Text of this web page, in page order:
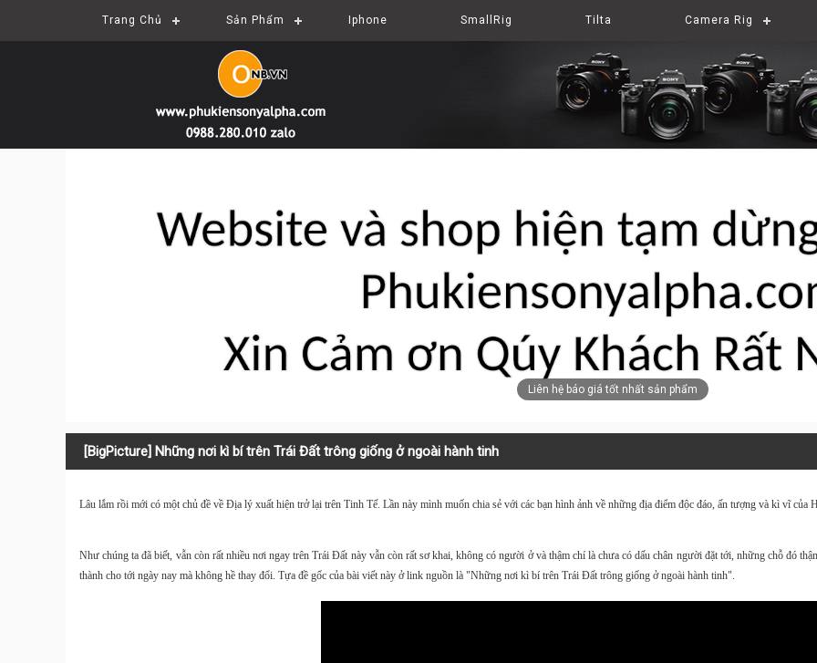
Trang Chủ Sản Phẩm Iphone SmallRig Tilta Camera Rig
Liên hệ báo giá tốt nhất sản phẩm
[BigPicture] Những nơi kì bí trên Trái Đất trông giống ở ngoài hành tinh
Lâu lắm rồi mới có một chủ đề về Địa lý xuất hiện trở lại trên Tinh Tế. Lần này mình muốn chia sẻ với các bạn hình ảnh về những địa điểm độc đáo, ấn tượng và kì vĩ của
Như chúng ta đã biết, vẫn còn rất nhiều nơi ngay trênTrái Đất này vẫn còn rất sơ khai, không có người ở và thậm chí là chưa có dấu chân người đặt tới, những chỗ đó
thành cho tới ngày nay mà không hề thay đổi. Tựa đề gốc của bài viết này ở link nguồn là "Những nơi kì bí trên Trái Đất trông giống ở ngoài hành tinh".